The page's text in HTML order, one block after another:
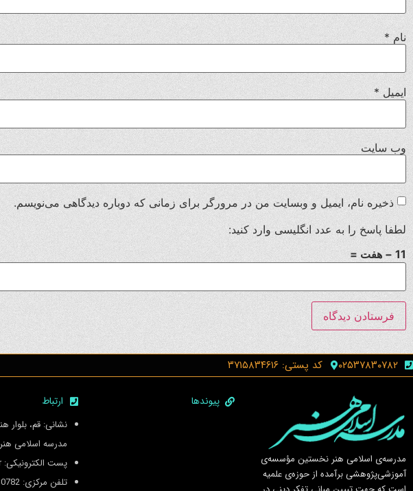
نام*
ایمیل*
وب‌ سایت
ذخیره نام، ایمیل و وبسایت من در مرورگر برای زمانی که دوباره دیدگاهی می‌نویسم.
لطفا پاسخ را به عدد انگلیسی وارد کنید:
11 − هفت =
۰۲۵۳۷۸۳۰۷۸۲ کد پستی: ۳۷۱۵۸۳۴۶۱۶
مدرسه‌ی اسلامى هنر نخستين مؤسسه‌ی
آموزشى‌پژوهشى برآمده از حوزه‌ی علميه
پیوندها ارتباط
مدرسه اسلامی هنر
پست الکترونیکی: info@isoa.ir
تلفن مرکزی: 02537830782